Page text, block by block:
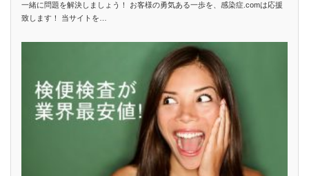
一緒に問題を解決しましょう！ お客様の勇気ある一歩を、感染症.comは応援
致します！ 当サイトを…